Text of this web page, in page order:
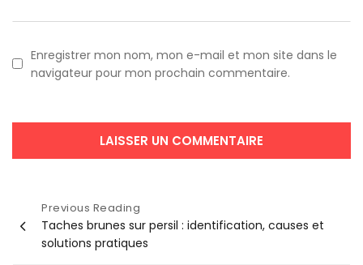
Enregistrer mon nom, mon e-mail et mon site dans le
navigateur pour mon prochain commentaire.
Navigation
de
l’article
Previous Reading
Taches brunes sur persil : identification, causes et
solutions pratiques